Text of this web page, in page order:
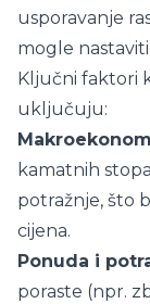
usporavanje
mogle
Ključni faktori
uključuju:
kamatnih
potražnje, što
cijena.
Ponuda i
poraste (npr.